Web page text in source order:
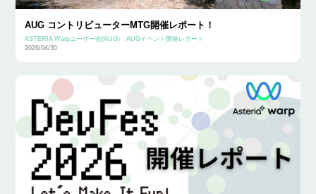
AUG コントリビューターMTG開催レポート！
ASTERIA Warpユーザー会(AUG)
AUGイベント開催レポート
2026/04/30